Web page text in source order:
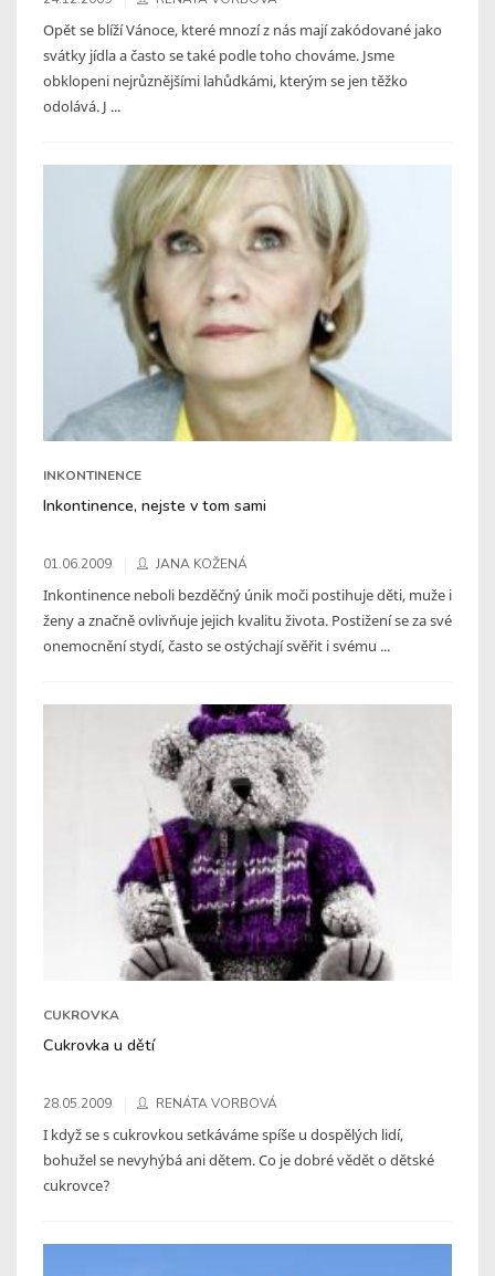
Opět se blíží Vánoce, které mnozí z nás mají zakódované jako
svátky jídla a často se také podle toho chováme. Jsme
obklopeni nejrůznějšími lahůdkámi, kterým se jen těžko
odolává. J ...
INKONTINENCE
Inkontinence, nejste v tom sami
01.06.2009 JANA KOŽENÁ
Inkontinence neboli bezděčný únik moči postihuje děti, muže i
ženy a značně ovlivňuje jejich kvalitu života. Postižení se za své
onemocnění stydí, často se ostýchají svěřit i svému ...
CUKROVKA
Cukrovka u dětí
28.05.2009 RENÁTA VORBOVÁ
I když se s cukrovkou setkáváme spíše u dospělých lidí,
bohužel se nevyhýbá ani dětem. Co je dobré vědět o dětské
cukrovce?